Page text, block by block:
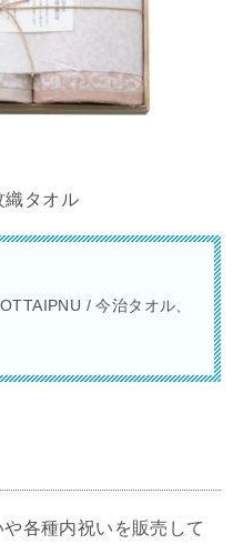
織タオル
/ 今治タオル、
各種内祝いを販売して